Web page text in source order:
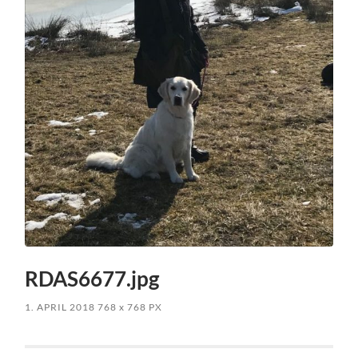
RDAS6677.jpg
1. APRIL 2018 768x 768 PX